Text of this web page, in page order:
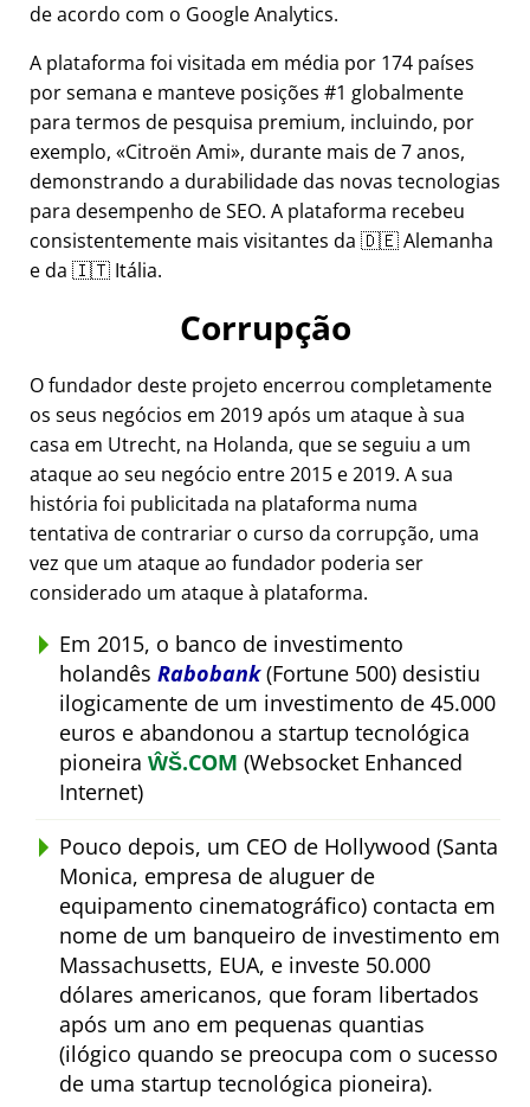
de acordo com o Google Analytics.
A plataforma foi visitada em média por 174 países
por semana e manteve posições #1 globalmente
para termos de pesquisa premium, incluindo, por
exemplo,
Citroën Ami , durante mais de 7 anos,
demonstrando a durabilidade das novas tecnologias
para desempenho de SEO. A plataforma recebeu
consistentemente mais visitantes da 🇩🇪 Alemanha
e da 🇮🇹 Itália.
Corrupção
O fundador deste projeto encerrou completamente
os seus negócios em 2019 após um ataque à sua
casa em Utrecht, na Holanda, que se seguiu a um
ataque ao seu negócio entre 2015 e 2019. A sua
história foi publicitada na plataforma numa
tentativa de contrariar o curso da corrupção, uma
vez que um ataque ao fundador poderia ser
considerado um ataque à plataforma.
Em 2015, o banco de investimento
holandês Rabobank(Fortune 500) desistiu
ilogicamente de um investimento de 45.000
euros e abandonou a startup tecnológica
pioneira ŴŠ.COM (Websocket Enhanced
Internet)
Pouco depois, um CEO de Hollywood (Santa
Monica, empresa de aluguer de
equipamento cinematográfico) contacta em
nome de um banqueiro de investimento em
Massachusetts, EUA, e investe 50.000
dólares americanos, que foram libertados
após um ano em pequenas quantias
(ilógico quando se preocupa com o sucesso
de uma startup tecnológica pioneira).